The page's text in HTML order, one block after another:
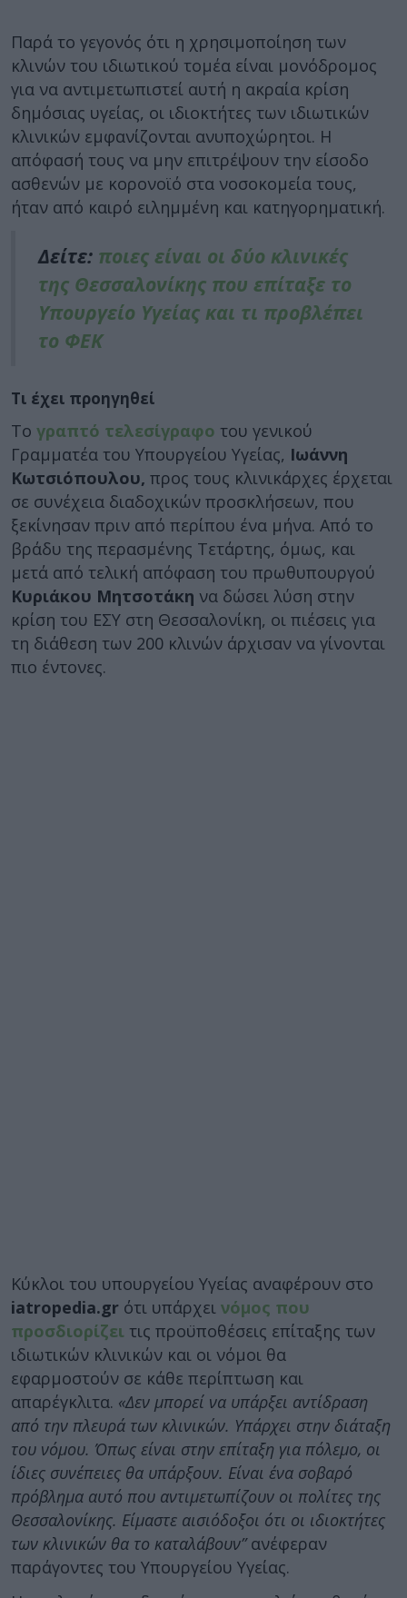
Παρά το γεγονός ότι η χρησιμοποίηση των
κλινών του ιδιωτικού τομέα είναι μονόδρομος
για να αντιμετωπιστεί αυτή η ακραία κρίση
δημόσιας υγείας, οι ιδιοκτήτες των ιδιωτικών
κλινικών εμφανίζονται ανυποχώρητοι. Η
απόφασή τους να μην επιτρέψουν την είσοδο
ασθενών με κορονοϊό στα νοσοκομεία τους,
ήταν από καιρό ειλημμένη και κατηγορηματική.
Δείτε: ποιες είναι οι δύο κλινικές
της Θεσσαλονίκης που επίταξε το
Υπουργείο Υγείας και τι προβλέπει
το ΦΕΚ
Τι έχει προηγηθεί
Το γραπτό τελεσίγραφο του γενικού
Γραμματέα του Υπουργείου Υγείας, Ιωάννη
Κωτσιόπουλου, προς τους κλινικάρχες έρχεται
σε συνέχεια διαδοχικών προσκλήσεων, που
ξεκίνησαν πριν από περίπου ένα μήνα. Από το
βράδυ της περασμένης Τετάρτης, όμως, και
μετά από τελική απόφαση του πρωθυπουργού
Κυριάκου Μητσοτάκη να δώσει λύση στην
κρίση του ΕΣΥ στη Θεσσαλονίκη, οι πιέσεις για
τη διάθεση των 200 κλινών άρχισαν να γίνονται
πιο έντονες.
Κύκλοι του υπουργείου Υγείας αναφέρουν στο
iatropedia.gr ότι υπάρχει νόμος που
προσδιορίζει τις προϋποθέσεις επίταξης των
ιδιωτικών κλινικών και οι νόμοι θα
εφαρμοστούν σε κάθε περίπτωση και
απαρέγκλιτα. «Δεν μπορεί να υπάρξει αντίδραση
από την πλευρά των κλινικών. Υπάρχει στην διάταξη
του νόμου. Όπως είναι στην επίταξη για πόλεμο, οι
ίδιες συνέπειες θα υπάρξουν. Είναι ένα σοβαρό
πρόβλημα αυτό που αντιμετωπίζουν οι πολίτες της
Θεσσαλονίκης. Είμαστε αισιόδοξοι ότι οι ιδιοκτήτες
των κλινικών θα το καταλάβουν”ανέφεραν
παράγοντες του Υπουργείου Υγείας.